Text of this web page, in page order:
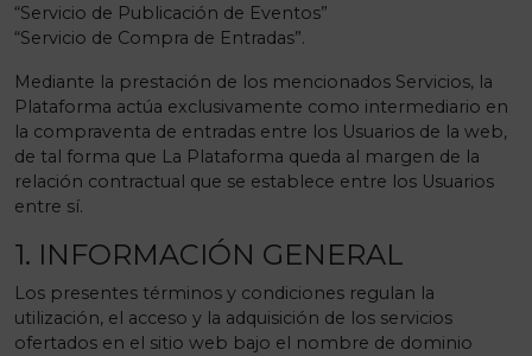
“Servicio de Publicación de Eventos”
“Servicio de Compra de Entradas”.
Mediante la prestación de los mencionados Servicios, la
Plataforma actúa exclusivamente como intermediario en
la compraventa de entradas entre los Usuarios de la web,
de tal forma que La Plataforma queda al margen de la
relación contractual que se establece entre los Usuarios
entre sí.
1. INFORMACIÓN GENERAL
Los presentes términos y condiciones regulan la
utilización, el acceso y la adquisición de los servicios
ofertados en el sitio web bajo el nombre de dominio